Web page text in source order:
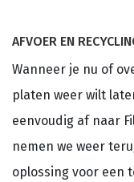
AFVOER EN
Wanneer je nu of
platen weer wilt
eenvoudig af naar
nemen we weer
oplossing voor een